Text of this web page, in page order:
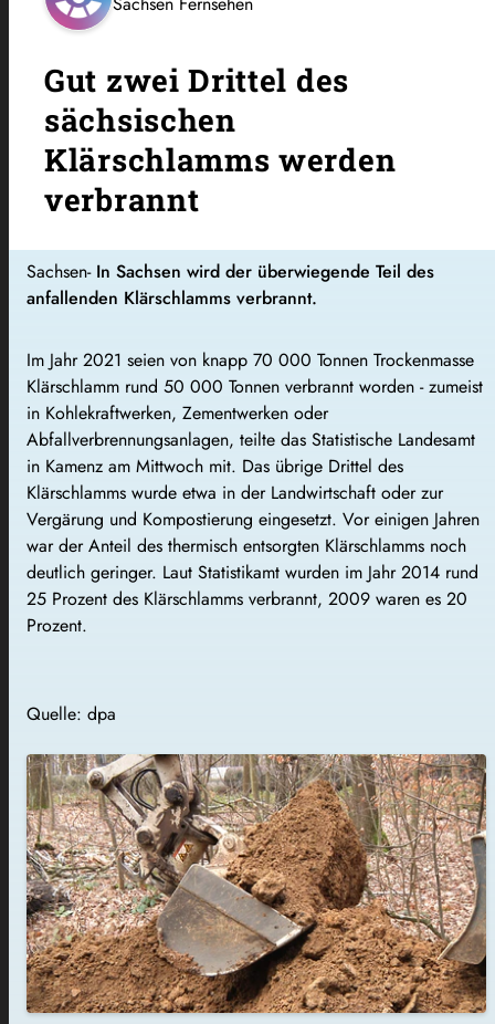
Gut zwei Drittel des
sächsischen
Klärschlamms werden
verbrannt
Sachsen-In Sachsen wird der überwiegende Teil des
anfallenden Klärschlamms verbrannt.
Im Jahr 2021 seien von knapp 70 000 Tonnen Trockenmasse
Klärschlamm rund 50 000 Tonnen verbrannt worden - zumeist
in Kohlekraftwerken, Zementwerken oder
Abfallverbrennungsanlagen, teilte das Statistische Landesamt
in Kamenz am Mittwoch mit. Das übrige Drittel des
Klärschlamms wurde etwa in der Landwirtschaft oder zur
Vergärung und Kompostierung eingesetzt. Vor einigen Jahren
war der Anteil des thermisch entsorgten Klärschlamms noch
deutlich geringer. Laut Statistikamt wurden im Jahr 2014 rund
25 Prozent des Klärschlamms verbrannt, 2009 waren es 20
Prozent.
Quelle: dpa